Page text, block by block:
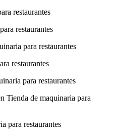
restaurantes
restaurantes
para restaurantes
restaurantes
para restaurantes
Tienda de maquinaria para
para restaurantes